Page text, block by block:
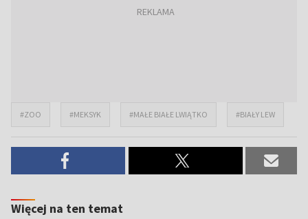
#ZOO #MEKSYK #MAŁE BIAŁE LWIĄTKO #BIAŁY LEW
Więcej na ten temat